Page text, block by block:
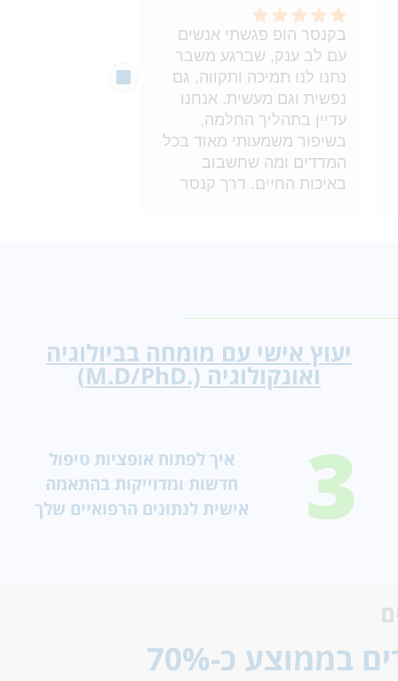
בקנסר הופ פגשתי אנשים
עם לב ענק, שברגע משבר
נתנו לנו תמיכה ותקווה, גם
נפשית וגם מעשית. אנחנו
עדיין בתהליך החלמה,
בשיפור משמעותי מאוד בכל
המדדים ומה שחשבוב
באיכות החיים. דרך קנסר
יעוץ אישי עם מומחה בביולוגיה
ואונקולוגיה (.M.D/PhD)
3
איך לפתוח אופציות טיפול
חדשות ומדוייקות בהתאמה
אישית לנתונים הרפואיים שלך
צוות הביטוח שלנו יסייע לכם לקבל מקסימום החזרים בממוצע כ-70%